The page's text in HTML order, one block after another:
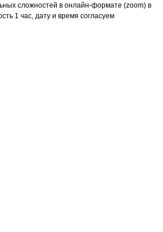
сложностей в онлайн-формате (zoom) в
1 час, дату и время согласуем